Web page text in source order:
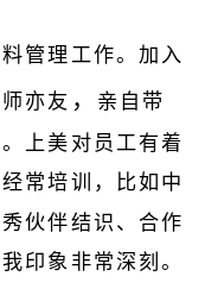
管理工作。加入
亦友 ，
亲自带
上美对员工有着
常培训，比如中
伙伴结识、合作
印象非常深刻。